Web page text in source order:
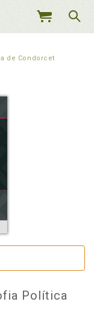
MEU
de Condorcet
Política